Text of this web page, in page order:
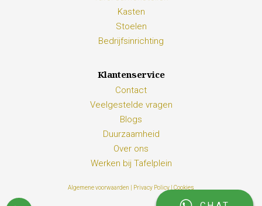
Kasten
Stoelen
Bedrijfsinrichting
Klantenservice
Contact
Veelgestelde vragen
Blogs
Duurzaamheid
Over ons
Werken bij Tafelplein
Algemene voorwaarden | Privacy Policy | Cookies